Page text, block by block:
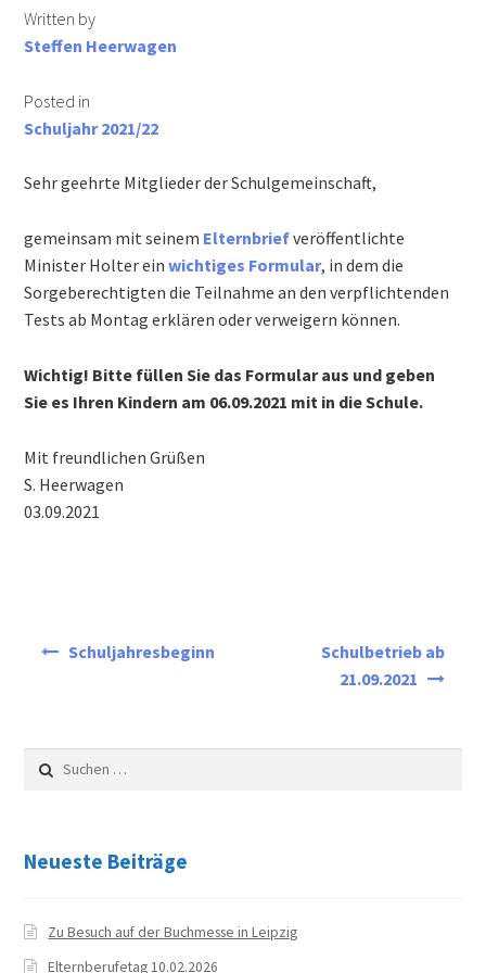
Informationen für Busfahrschüler
Berufs- und Studienberatung
Wir suchen Verstärkung für unser Team!
Downloads
Lehrer
News
Schuljahr 2024/25
Schuljahr 2022/23
Written by
Steffen Heerwagen
Posted in
Schuljahr 2021/22
Sehr geehrte Mitglieder der Schulgemeinschaft,
gemeinsam mit seinem Elternbriefveröffentlichte
Minister Holter einwichtiges Formular, in dem die
Sorgeberechtigten die Teilnahme an den verpflichtenden
Tests ab Montag erklären oder verweigern können.
Wichtig! Bitte füllen Sie das Formular aus und geben
Sie es Ihren Kindern am 06.09.2021 mit in die Schule.
Mit freundlichen Grüßen
S. Heerwagen
03.09.2021
Beitragsnavigation
Schuljahresbeginn
Schulbetrieb ab
21.09.2021
nach:
Neueste Beiträge
Zu Besuch auf der Buchmesse in Leipzig
Elternberufetag 10.02.2026